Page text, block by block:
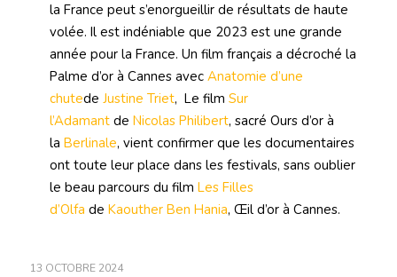
la France peut s’enorgueillir de résultats de haute
volée. Il est indéniable que 2023 est une grande
année pour la France. Un film français a décroché la
Palme d’or à Cannes avec Anatomie d’une
chutede Justine Triet, Le film Sur
l’Adamantde Nicolas Philibert, sacré Ours d’or à
la Berlinale, vient confirmer que les documentaires
ont toute leur place dans les festivals, sans oublier
le beau parcours du film Les Filles
d’Olfa de Kaouther Ben Hania, Œil d’or à Cannes.
13 OCTOBRE 2024